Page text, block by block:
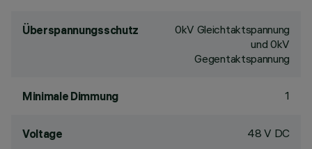
Überspannungsschutz
0kV Gleichtaktspannung
und 0kV
Gegentaktspannung
Minimale Dimmung 1
Voltage 48 V DC